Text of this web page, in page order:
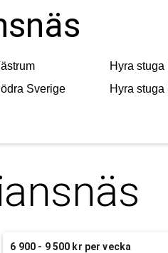
Hyra stuga
Sverige Hyra stuga
6 900 - 9 500 kr per vecka